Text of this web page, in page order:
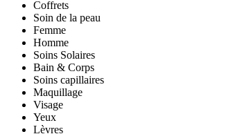
Coffrets
Soin de la peau
Femme
Homme
Soins Solaires
Bain & Corps
Soins capillaires
Maquillage
Visage
Yeux
Lèvres